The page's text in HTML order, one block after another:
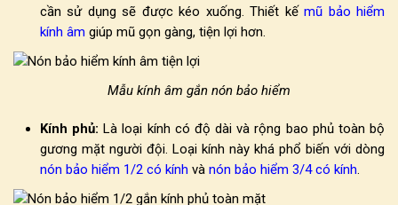
cần sử dụng sẽ được kéo xuống. Thiết kếmũ bảo hiểm
kính âm giúp mũ gọn gàng, tiện lợi hơn.
Mẫu kính âm gắn nón bảo hiểm
Kính phủ: Là loại kính có độ dài và rộng bao phủ toàn bộ
gương mặt người đội. Loại kính này khá phổ biến với dòng
nón bảo hiểm 1/2 có kính và nón bảo hiểm 3/4 có kính.